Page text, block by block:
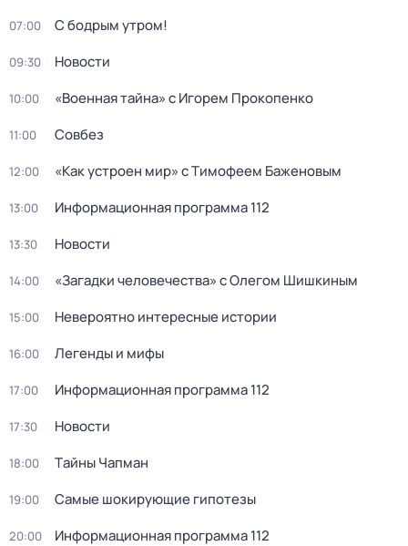
07:00 С бодрым утром!
09:30 Новости
10:00 «Военная тайна» с Игорем Прокопенко
11:00 Совбез
12:00 «Как устроен мир» с Тимофеем Баженовым
13:00 Информационная программа 112
13:30 Новости
14:00 «Загадки человечества» с Олегом Шишкиным
15:00 Невероятно интересные истории
16:00 Легенды и мифы
17:00 Информационная программа 112
17:30 Новости
18:00 Тaйны Чапман
19:00 Самые шoкиpующие гипотезы
20:00 Информационная программа 112